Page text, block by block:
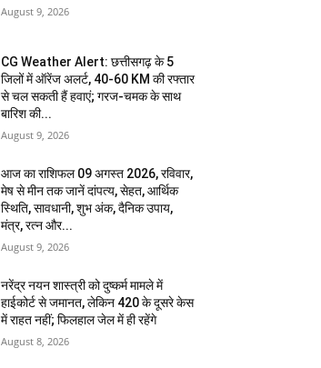
August 9, 2026
CG Weather Alert: छत्तीसगढ़ के 5
जिलों में ऑरेंज अलर्ट, 40-60 KM की रफ्तार
से चल सकती हैं हवाएं; गरज-चमक के साथ
बारिश की...
August 9, 2026
आज का राशिफल 09 अगस्त 2026, रविवार,
मेष से मीन तक जानें दांपत्य, सेहत, आर्थिक
स्थिति, सावधानी, शुभ अंक, दैनिक उपाय,
मंत्र, रत्न और...
August 9, 2026
नरेंद्र नयन शास्त्री को दुष्कर्म मामले में
हाईकोर्ट से जमानत, लेकिन 420 के दूसरे केस
में राहत नहीं; फिलहाल जेल में ही रहेंगे
August 8, 2026